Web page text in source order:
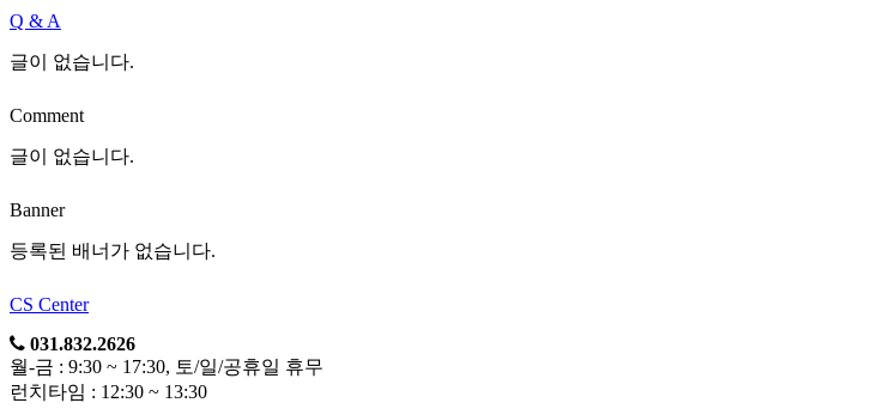
Q & A
글이 없습니다.
Comment
글이 없습니다.
Banner
등록된 배너가 없습니다.
CS Center
031.832.2626
월-금 : 9:30 ~ 17:30, 토/일/공휴일 휴무
런치타임 : 12:30 ~ 13:30